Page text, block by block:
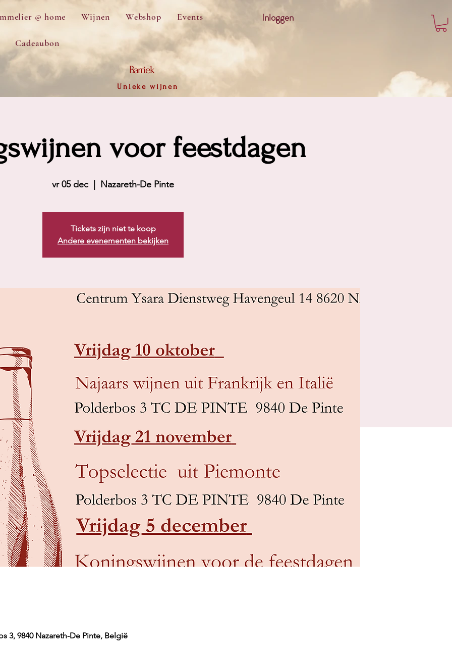
Inloggen
@ home Wijnen Webshop Events
Cadeaubon
Barriek
Unieke wijnen
voor feestdagen
vr 05 dec Nazareth-De Pinte
Tickets zijn niet te koop
Andere evenementen bekijken
3, 9840 Nazareth-De Pinte, België